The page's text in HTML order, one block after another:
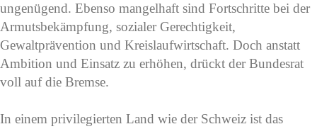
ungenügend. Ebenso mangelhaft sind Fortschritte bei der
Armutsbekämpfung, sozialer Gerechtigkeit,
Gewaltprävention und Kreislaufwirtschaft. Doch anstatt
Ambition und Einsatz zu erhöhen, drückt der Bundesrat
voll auf die Bremse.
In einem privilegierten Land wie der Schweiz ist das